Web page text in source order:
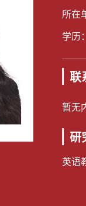
所在
学历
联
暂无
研
英语